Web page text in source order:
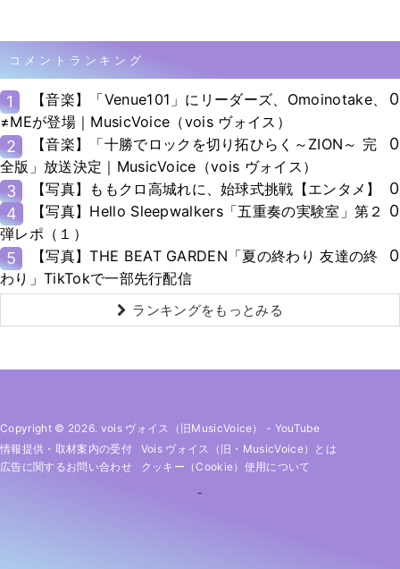
コメントランキング
1
【音楽】「Venue101」にリーダーズ、Omoinotake、
≠MEが登場｜MusicVoice（vois ヴォイス）
0
2
【音楽】「十勝でロックを切り拓ひらく～ZION～ 完
全版」放送決定｜MusicVoice（vois ヴォイス）
0
3 【写真】ももクロ高城れに、始球式挑戦【エンタメ】
0
4
【写真】Hello Sleepwalkers「五重奏の実験室」第２
弾レポ（１）
0
5
【写真】THE BEAT GARDEN「夏の終わり 友達の終
わり」TikTokで一部先行配信
0
ランキングをもっとみる
Copyright © 2026. vois ヴォイス（旧MusicVoice） - YouTube
情報提供・取材案内の受付
Vois ヴォイス（旧・MusicVoice）とは
広告に関するお問い合わせ
クッキー（cookie）使用について
-